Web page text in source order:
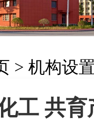
> 机构设
工 共